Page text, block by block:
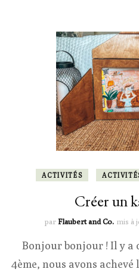
ACTIVITÉS
Créer un
parFlaubert and Co. mis à
Bonjour bonjour ! Il y a
4ème, nous avons